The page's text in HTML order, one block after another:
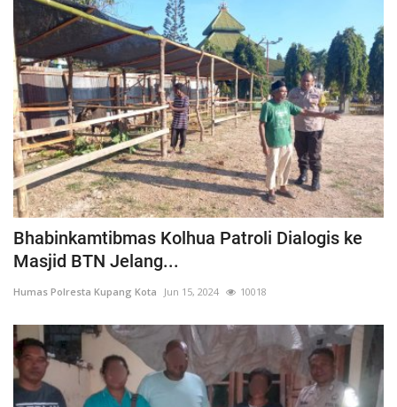
Bhabinkamtibmas Kolhua Patroli Dialogis ke
Masjid BTN Jelang...
Humas Polresta Kupang Kota Jun 15, 2024 10018